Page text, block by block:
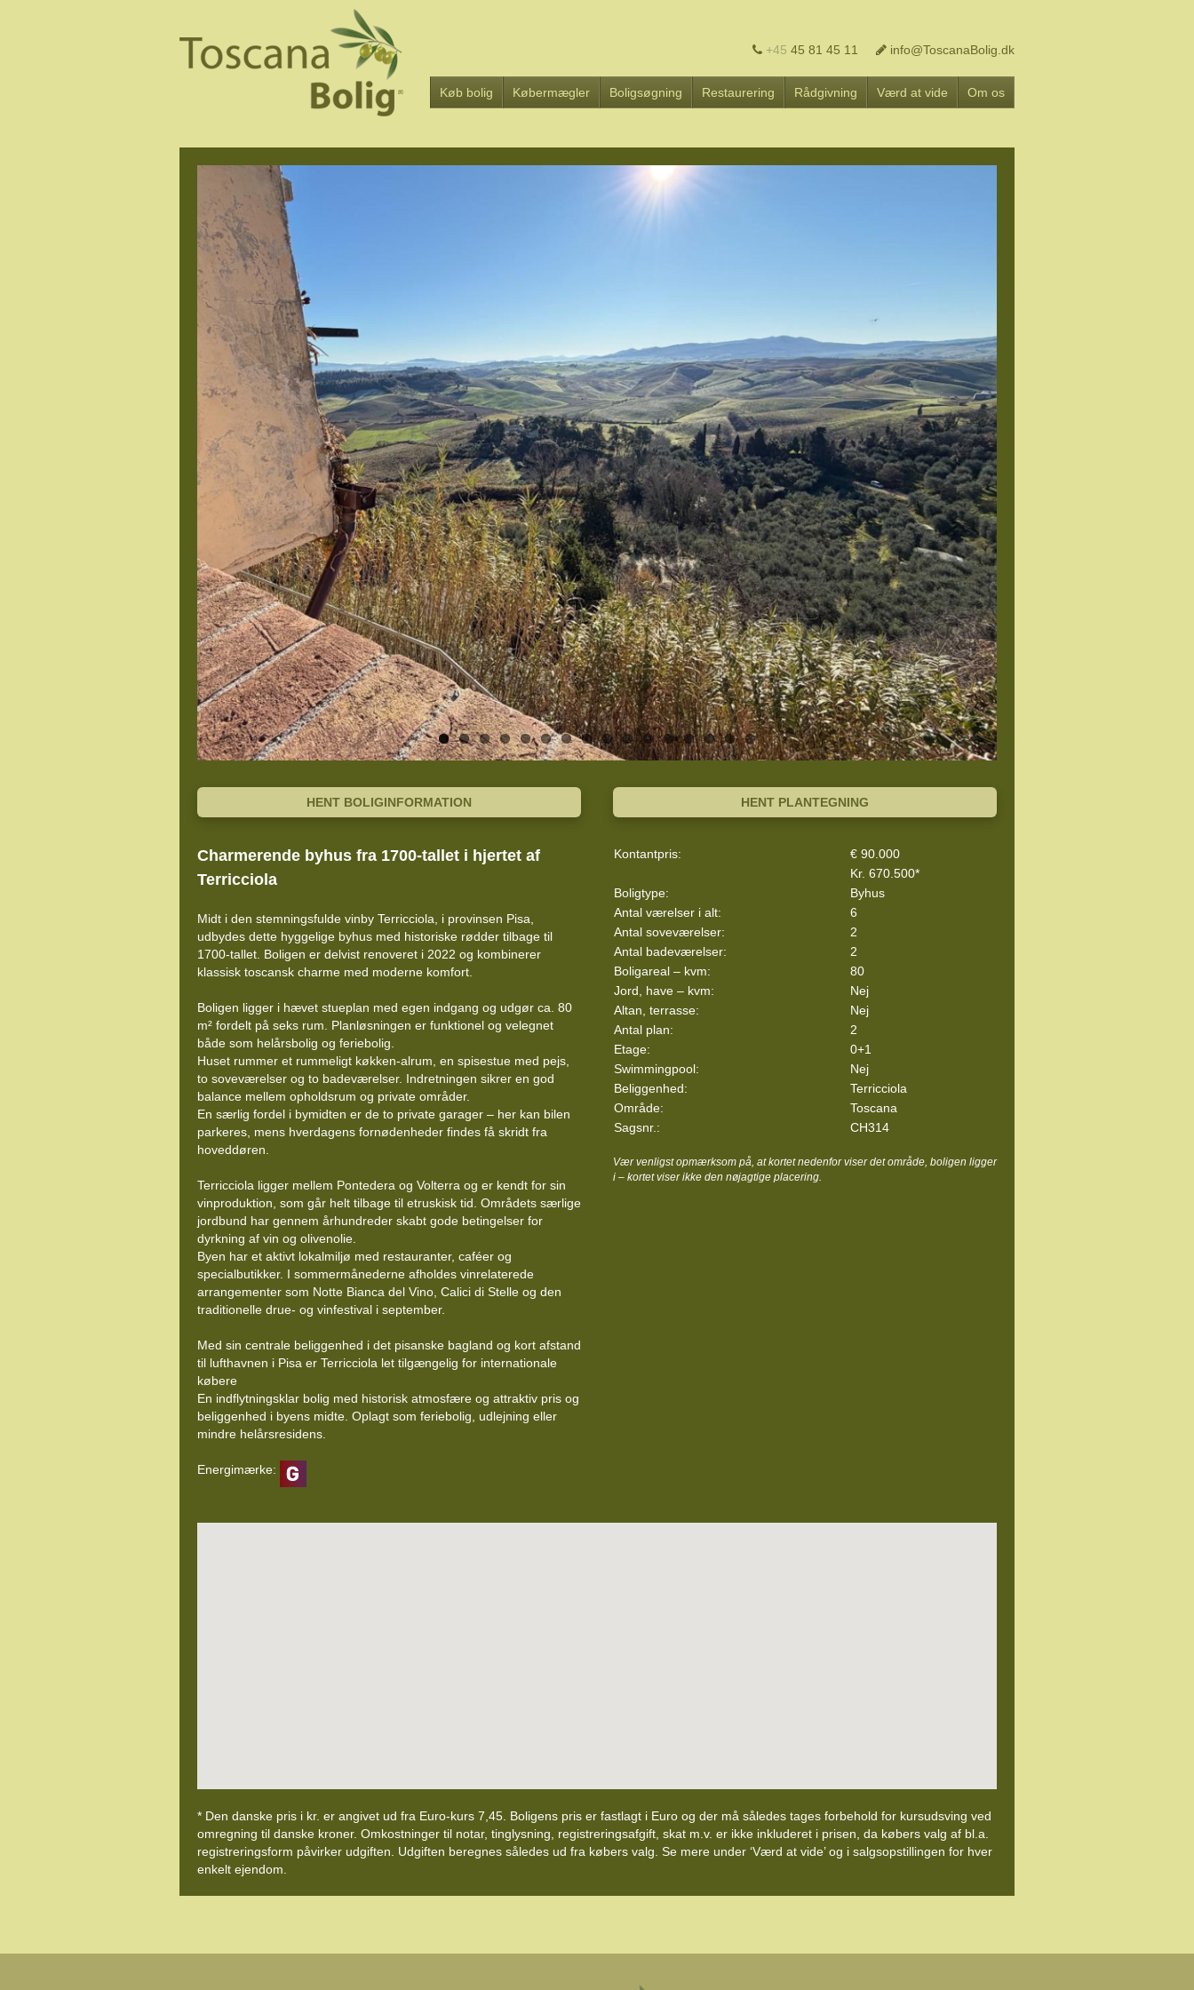
+45 45 81 45 11 info@ToscanaBolig.dk
Køb bolig Købermægler Boligsøgning Restaurering Rådgivning Værd at vide Om os
HENT BOLIGINFORMATION
Charmerende byhus fra 1700-tallet i hjertet af
Terricciola
Midt i den stemningsfulde vinby Terricciola, i provinsen Pisa,
udbydes dette hyggelige byhus med historiske rødder tilbage til
1700-tallet. Boligen er delvist renoveret i 2022 og kombinerer
klassisk toscansk charme med moderne komfort.
Boligen ligger i hævet stueplan med egen indgang og udgør ca. 80
m² fordelt på seks rum. Planløsningen er funktionel og velegnet
både som helårsbolig og feriebolig.
Huset rummer et rummeligt køkken-alrum, en spisestue med pejs,
to soveværelser og to badeværelser. Indretningen sikrer en god
balance mellem opholdsrum og private områder.
En særlig fordel i bymidten er de to private garager – her kan bilen
parkeres, mens hverdagens fornødenheder findes få skridt fra
hoveddøren.
Terricciola ligger mellem Pontedera og Volterra og er kendt for sin
vinproduktion, som går helt tilbage til etruskisk tid. Områdets særlige
jordbund har gennem århundreder skabt gode betingelser for
dyrkning af vin og olivenolie.
Byen har et aktivt lokalmiljø med restauranter, caféer og
specialbutikker. I sommermånederne afholdes vinrelaterede
arrangementer som Notte Bianca del Vino, Calici di Stelle og den
traditionelle drue- og vinfestival i september.
Med sin centrale beliggenhed i det pisanske bagland og kort afstand
til lufthavnen i Pisa er Terricciola let tilgængelig for internationale
købere
En indflytningsklar bolig med historisk atmosfære og attraktiv pris og
beliggenhed i byens midte. Oplagt som feriebolig, udlejning eller
mindre helårsresidens.
Energimærke:
HENT PLANTEGNING
Kontantpris:
€ 90.000
Kr. 670.500*
Boligtype:
Byhus
Antal værelser i alt:
6
Antal soveværelser:
2
Antal badeværelser:
2
Boligareal – kvm:
80
Jord, have – kvm:
Nej
Altan, terrasse:
Nej
Antal plan:
2
Etage:
0+1
Swimmingpool:
Nej
Beliggenhed:
Terricciola
Område:
Toscana
Sagsnr.:
CH314
Vær venligst opmærksom på, at kortet nedenfor viser det område, boligen ligger
i – kortet viser ikke den nøjagtige placering.
* Den danske pris i kr. er angivet ud fra Euro-kurs 7,45. Boligens pris er fastlagt i Euro og der må således tages forbehold for kursudsving ved
omregning til danske kroner. Omkostninger til notar, tinglysning, registreringsafgift, skat m.v. er ikke inkluderet i prisen, da købers valg af bl.a.
registreringsform påvirker udgiften. Udgiften beregnes således ud fra købers valg. Se mere under ‘Værd at vide’ og i salgsopstillingen for hver
enkelt ejendom.